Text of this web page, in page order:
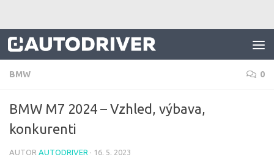
BMW 0
BMW M7 2024 – Vzhled, výbava,
konkurenti
AUTOR AUTODRIVER · 16. 5. 2023